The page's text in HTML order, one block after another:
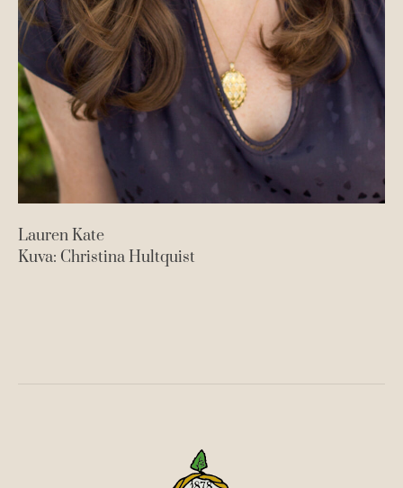
Lauren Kate
Kuva: Christina Hultquist